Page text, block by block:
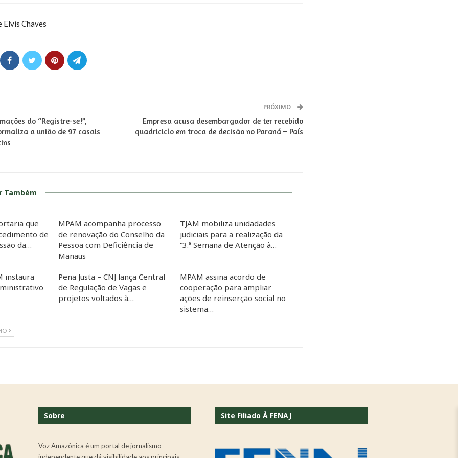
Elvis Chaves
do “Registre-se!”,
a união de 97 casais
PRÓXIMO
Empresa acusa desembargador de ter recebido
quadriciclo em troca de decisão no Paraná – País
Também
que
de
da…
MPAM acompanha processo
de renovação do Conselho da
Pessoa com Deficiência de
Manaus
TJAM mobiliza unidadades
judiciais para a realização da
“3.ª Semana de Atenção à…
instaura
Pena Justa – CNJ lança Central
de Regulação de Vagas e
projetos voltados à…
MPAM assina acordo de
cooperação para ampliar
ações de reinserção social no
sistema…
Sobre
Voz Amazônica é um portal de jornalismo
Site Filiado À FENAJ